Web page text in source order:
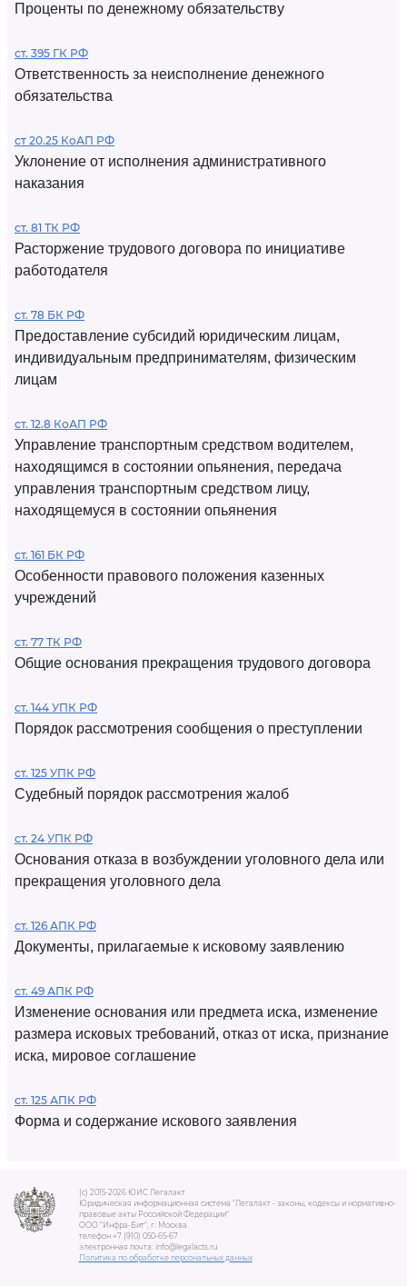
Проценты по денежному обязательству
ст. 395 ГК РФ
Ответственность за неисполнение денежного
обязательства
ст 20.25 КоАП РФ
Уклонение от исполнения административного
наказания
ст. 81 ТК РФ
Расторжение трудового договора по инициативе
работодателя
ст. 78 БК РФ
Предоставление субсидий юридическим лицам,
индивидуальным предпринимателям, физическим
лицам
ст. 12.8 КоАП РФ
Управление транспортным средством водителем,
находящимся в состоянии опьянения, передача
управления транспортным средством лицу,
находящемуся в состоянии опьянения
ст. 161 БК РФ
Особенности правового положения казенных
учреждений
ст. 77 ТК РФ
Общие основания прекращения трудового договора
ст. 144 УПК РФ
Порядок рассмотрения сообщения о преступлении
ст. 125 УПК РФ
Судебный порядок рассмотрения жалоб
ст. 24 УПК РФ
Основания отказа в возбуждении уголовного дела или
прекращения уголовного дела
ст. 126 АПК РФ
Документы, прилагаемые к исковому заявлению
ст. 49 АПК РФ
Изменение основания или предмета иска, изменение
размера исковых требований, отказ от иска, признание
иска, мировое соглашение
ст. 125 АПК РФ
Форма и содержание искового заявления
(c) 2015-2026 ЮИС Легалакт
Юридическая информационная система "Легалакт - законы, кодексы и нормативно-
правовые акты Российской Федерации"
ООО "Инфра-Бит", г. Москва.
телефон +7 (910) 050-65-67
электронная почта: info@legalacts.ru
Политика по обработке персональных данных